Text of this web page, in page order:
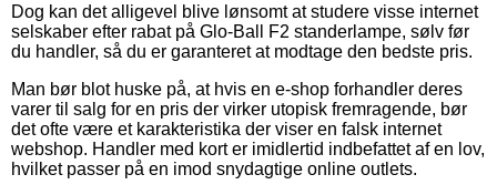
Dog kan det alligevel blive lønsomt at studere visse internet
selskaber efter rabat på Glo-Ball F2 standerlampe, sølv før
du handler, så du er garanteret at modtage den bedste pris.
Man bør blot huske på, at hvis en e-shop forhandler deres
varer til salg for en pris der virker utopisk fremragende, bør
det ofte være et karakteristika der viser en falsk internet
webshop. Handler med kort er imidlertid indbefattet af en lov,
hvilket passer på en imod snydagtige online outlets.